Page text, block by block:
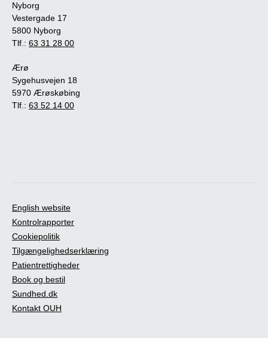
Nyborg
Vestergade 17
5800 Nyborg
Tlf.: 63 31 28 00
Ærø
Sygehusvejen 18
5970 Ærøskøbing
Tlf.: 63 52 14 00
English website
Kontrolrapporter
Cookiepolitik
Tilgængelighedserklæring
Patientrettigheder
Book og bestil
Sundhed.dk
Kontakt OUH